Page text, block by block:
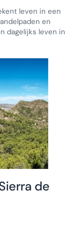
leven in een
en
dagelijks leven in
de